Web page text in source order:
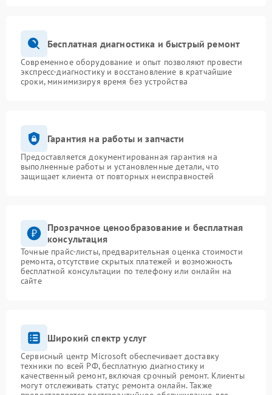
Бесплатная диагностика и быстрый ремонт
Современное оборудование и опыт позволяют провести
экспресс-диагностику и восстановление в кратчайшие
сроки, минимизируя время без устройства
Гарантия на работы и запчасти
Предоставляется документированная гарантия на
выполненные работы и установленные детали, что
защищает клиента от повторных неисправностей
Прозрачное ценообразование и бесплатная
консультация
Точные прайс-листы, предварительная оценка стоимости
ремонта, отсутствие скрытых платежей и возможность
бесплатной консультации по телефону или онлайн на
сайте
Широкий спектр услуг
Сервисный центр Microsoft обеспечивает доставку
техники по всей РФ, бесплатную диагностику и
качественный ремонт, включая срочный ремонт. Клиенты
могут отслеживать статус ремонта онлайн. Также